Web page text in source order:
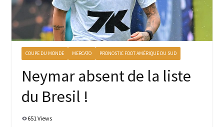
COUPE DU MONDE MERCATO PRONOSTIC FOOT AMÉRIQUE DU SUD
Neymar absent de la liste
du Bresil !
651 Views